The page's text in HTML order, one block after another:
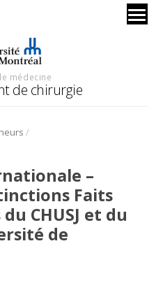
médecine
de chirurgie
/
–
Faits
CHUSJ et du
de